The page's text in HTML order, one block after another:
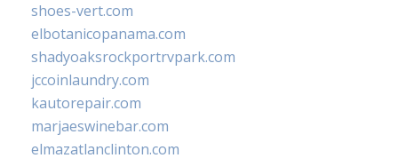
shoes-vert.com
elbotanicopanama.com
shadyoaksrockportrvpark.com
jccoinlaundry.com
kautorepair.com
marjaeswinebar.com
elmazatlanclinton.com